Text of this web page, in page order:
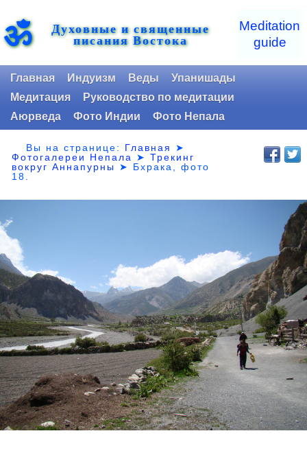
ॐ Духовные и священные
писания Востока
Meditation
guide
Главная Индуизм Веды
Упанишады
Медитация
Руководство по медитации
Аюрведа
Фото Индии Фото Непала
Вы на странице: Главная
➤
Фотогалереи Непала
➤Трекинг
вокруг Аннапурны ➤ Бхрака,фото
18.